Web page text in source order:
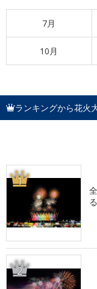
7月
10月
ランキングから花火
1
2